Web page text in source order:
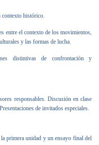
histórico.
entre el contexto de los movimientos,
y las formas de lucha.
distintivas de confrontación y
responsables. Discusión en clase
de invitados especiales.
primera unidad y un ensayo final del